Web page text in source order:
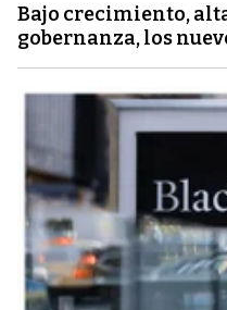
Bajo crecimiento,
gobernanza, los